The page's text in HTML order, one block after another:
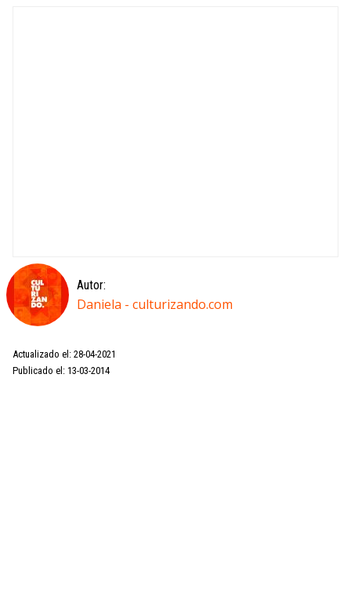
Autor:
Daniela - culturizando.com
Actualizado el: 28-04-2021
Publicado el: 13-03-2014